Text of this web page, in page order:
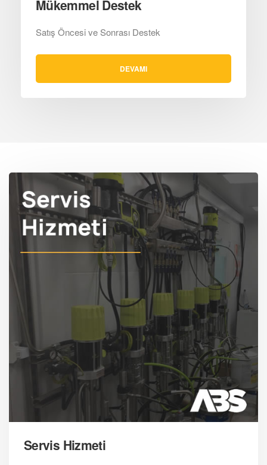
Mükemmel Destek
Satış Öncesi ve Sonrası Destek
DEVAMI
Servis Hizmeti